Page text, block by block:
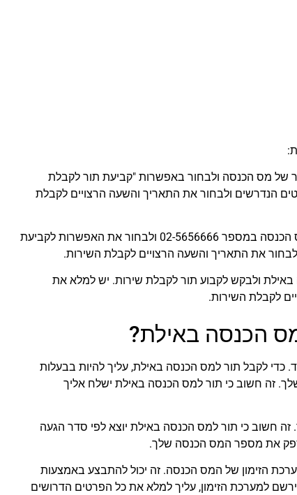
של מס הכנסה ולבחור באפשרות "קביעת תור לקבלת
הנדרשים ולבחור את התאריך והשעה הרצויים לקבלת
באמצעות הטלפון – ניתן להתקשר למוקד שירותי מס הכנסה במספר 02-5656666 ולבחור את האפשרות לקביעת
את התאריך והשעה הרצויים לקבלת השירות.
ולבקש לקבוע תור לקבלת שירות. יש למלא את
לקבלת השירות.
הכנסה באילת?
כדי לקבל תור למס הכנסה באילת, עליך להיות בבעלות
זה חשוב כי תור למס הכנסה באילת ישלח אליך
חשוב כי תור למס הכנסה באילת יוצא לפי סדר הגעה
לספק את מספר המס הכנסה שלך.
הזימון של המס הכנסה. זה יכול להתבצע באמצעות
למערכת הזימון, עליך למלא את כל הפרטים הדרושים